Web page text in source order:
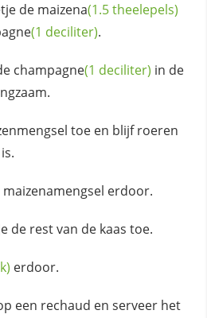
de maizena(1.5 theelepels)
(1 deciliter).
champagne(1 deciliter) in de
toe en blijf roeren
erdoor.
de rest van de kaas toe.
erdoor.
een rechaud en serveer het